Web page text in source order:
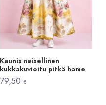
Kaunis naisellinen
kukkakuvioitu pitkä hame
79,50 €